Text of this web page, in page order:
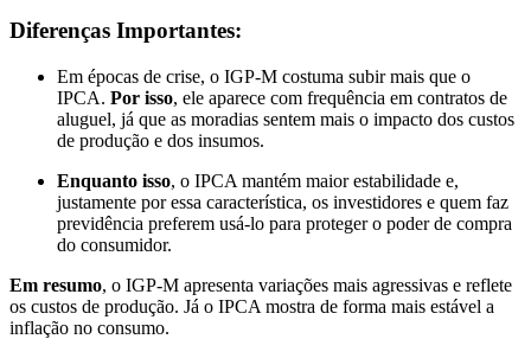
Diferenças Importantes:
Em épocas de crise, o IGP-M costuma subir mais que o
IPCA. Por isso, ele aparece com frequência em contratos de
aluguel, já que as moradias sentem mais o impacto dos custos
de produção e dos insumos.
Enquanto isso, o IPCA mantém maior estabilidade e,
justamente por essa característica, os investidores e quem faz
previdência preferem usá-lo para proteger o poder de compra
do consumidor.
Em resumo, o IGP-M apresenta variações mais agressivas e reflete
os custos de produção. Já o IPCA mostra de forma mais estável a
inflação no consumo.